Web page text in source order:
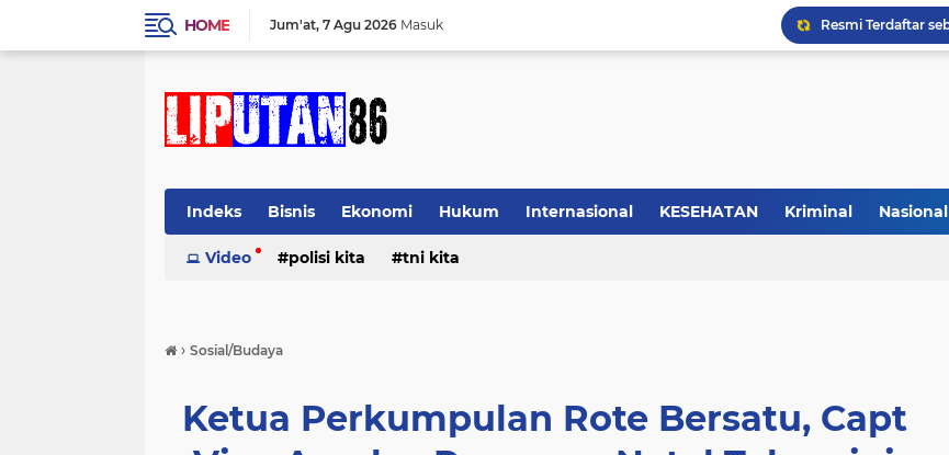
HOME Jum'at 7 Agu 2026 Masuk
Indeks Bisnis Ekonomi Hukum Internasional KESEHATAN Kriminal Nasional
Video polisi kita tni kita
› Sosial/Budaya
Ketua Perkumpulan Rote Bersatu, Capt